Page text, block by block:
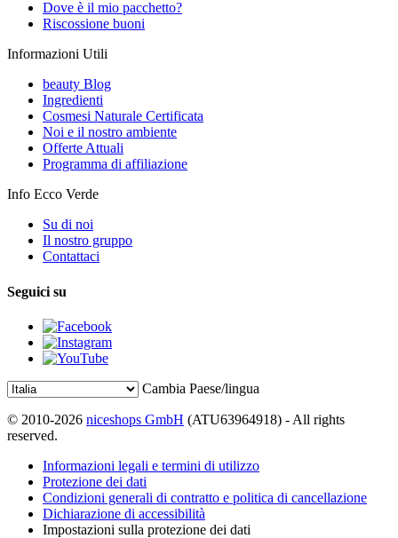
Dove è il mio pacchetto?
Riscossione buoni
Informazioni Utili
beauty Blog
Ingredienti
Cosmesi Naturale Certificata
Noi e il nostro ambiente
Offerte Attuali
Programma di affiliazione
Info Ecco Verde
Su di noi
Il nostro gruppo
Contattaci
Seguici su
Cambia Paese/lingua
© 2010-2026 niceshops GmbH (ATU63964918) - All rights
reserved.
Informazioni legali e termini di utilizzo
Protezione dei dati
Condizioni generali di contratto e politica di cancellazione
Dichiarazione di accessibilità
Impostazioni sulla protezione dei dati